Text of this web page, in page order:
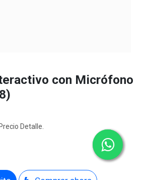
con Micrófono
Precio Detalle.